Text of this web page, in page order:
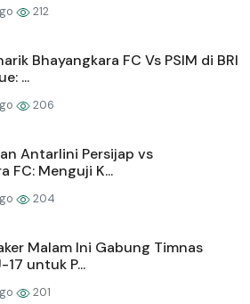
212
Bhayangkara FC Vs PSIM di BRI
...
206
Antarlini Persijap vs
FC: Menguji K...
204
Malam Ini Gabung Timnas
untuk P...
201